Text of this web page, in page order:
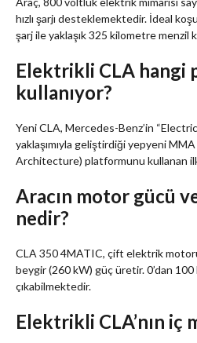
hızlı şarjı desteklemektedir. İdeal
şarj ile yaklaşık 325 kilometre menzil
Elektrikli CLA hangi
kullanıyor?
Yeni CLA, Mercedes-Benz’in
yaklaşımıyla geliştirdiği yepyeni
Architecture) platformunu kullanan
Aracın motor gücü
nedir?
CLA 350 4MATIC, çift elektrik
beygir (260 kW) güç üretir. 0’dan 100
çıkabilmektedir.
Elektrikli CLA’nın iç